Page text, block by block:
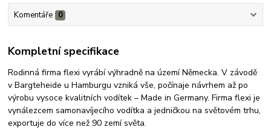
Komentáře 0
Kompletní specifikace
Rodinná firma flexi vyrábí výhradně na území Německa. V závodě
v Bargteheide u Hamburgu vzniká vše, počínaje návrhem až po
výrobu vysoce kvalitních vodítek – Made in Germany. Firma flexi je
vynálezcem samonavíjecího vodítka a jedničkou na světovém trhu,
exportuje do více než 90 zemí světa.